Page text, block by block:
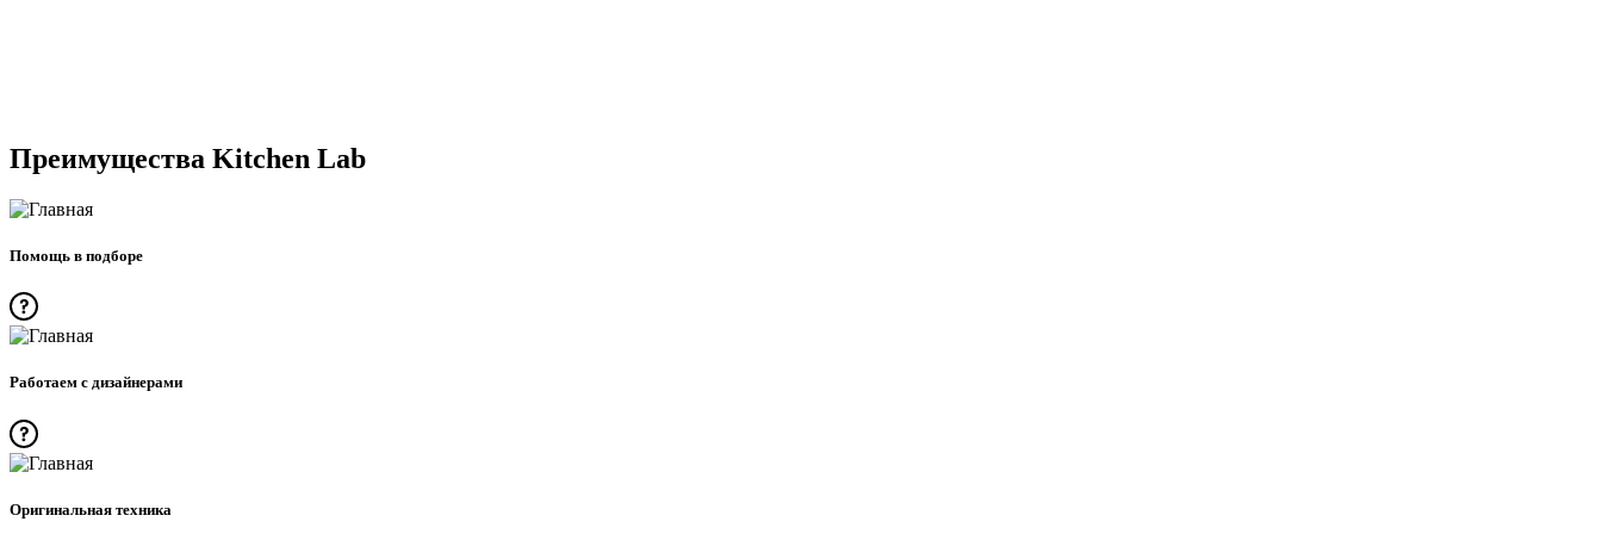
Преимущества Kitchen Lab
Помощь в подборе
Работаем с дизайнерами
Оригинальная техника